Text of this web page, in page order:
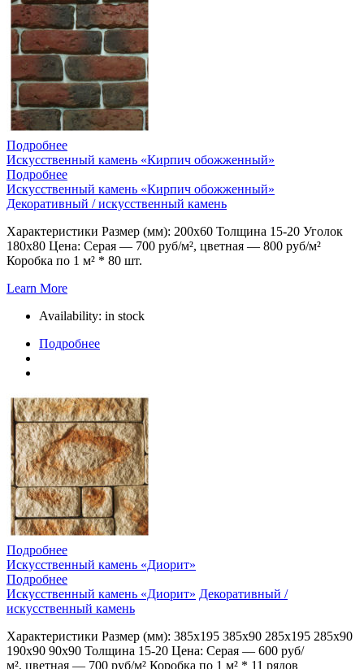
Подробнее
Искусственный камень «Кирпич обожженный»
Подробнее
Искусственный камень «Кирпич обожженный»
Декоративный / искусственный камень
Характеристики Размер (мм): 200х60 Толщина 15-20 Уголок
180х80 Цена: Серая — 700 руб/м², цветная — 800 руб/м²
Коробка по 1 м² * 80 шт.
Learn More
Availability: in stock
Подробнее
Подробнее
Искусственный камень «Диорит»
Подробнее
Искусственный камень «Диорит» Декоративный /
искусственный камень
Характеристики Размер (мм): 385х195 385х90 285х195 285х90
190х90 90х90 Толщина 15-20 Цена: Серая — 600 руб/
м², цветная — 700 руб/м² Коробка по 1 м² * 11 рядов